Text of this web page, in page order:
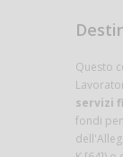
Questo
servizi
fondi